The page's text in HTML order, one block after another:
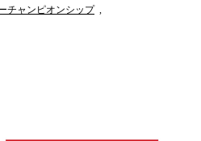
チャンピオンシップ ,